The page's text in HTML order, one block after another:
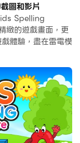
圖和影片
Spelling
緻的遊戲畫面，更
體驗，盡在雷電模